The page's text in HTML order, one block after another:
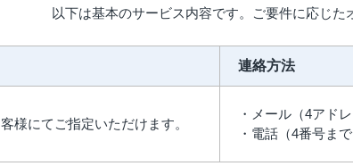
以下は基本のサービス内容です。ご要件に応じた
連絡方法
様にてご指定いただけます。
・メール（4アドレ
・電話（4番号まで